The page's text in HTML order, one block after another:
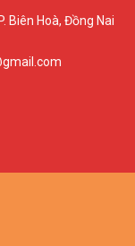
Biên Hoà, Đồng Nai